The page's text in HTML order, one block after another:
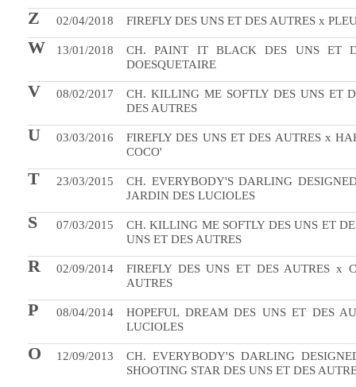
Z 02/04/2018 FIREFLY DES UNS ET DES AUTRES x
W 13/01/2018
CH. PAINT IT BLACK DES UNS ET
DOESQUETAIRE
V 08/02/2017
CH. KILLING ME SOFTLY DES UNS ET
DES AUTRES
U 03/03/2016
FIREFLY DES UNS ET DES AUTRES x
COCO'
T 23/03/2015
CH. EVERYBODY'S DARLING
JARDIN DES LUCIOLES
S 07/03/2015
CH. KILLING ME SOFTLY DES UNS ET
UNS ET DES AUTRES
R 02/09/2014
FIREFLY DES UNS ET DES AUTRES x
AUTRES
P 08/04/2014
HOPEFUL DREAM DES UNS ET DES
LUCIOLES
O 12/09/2013
CH. EVERYBODY'S DARLING
SHOOTING STAR DES UNS ET DES